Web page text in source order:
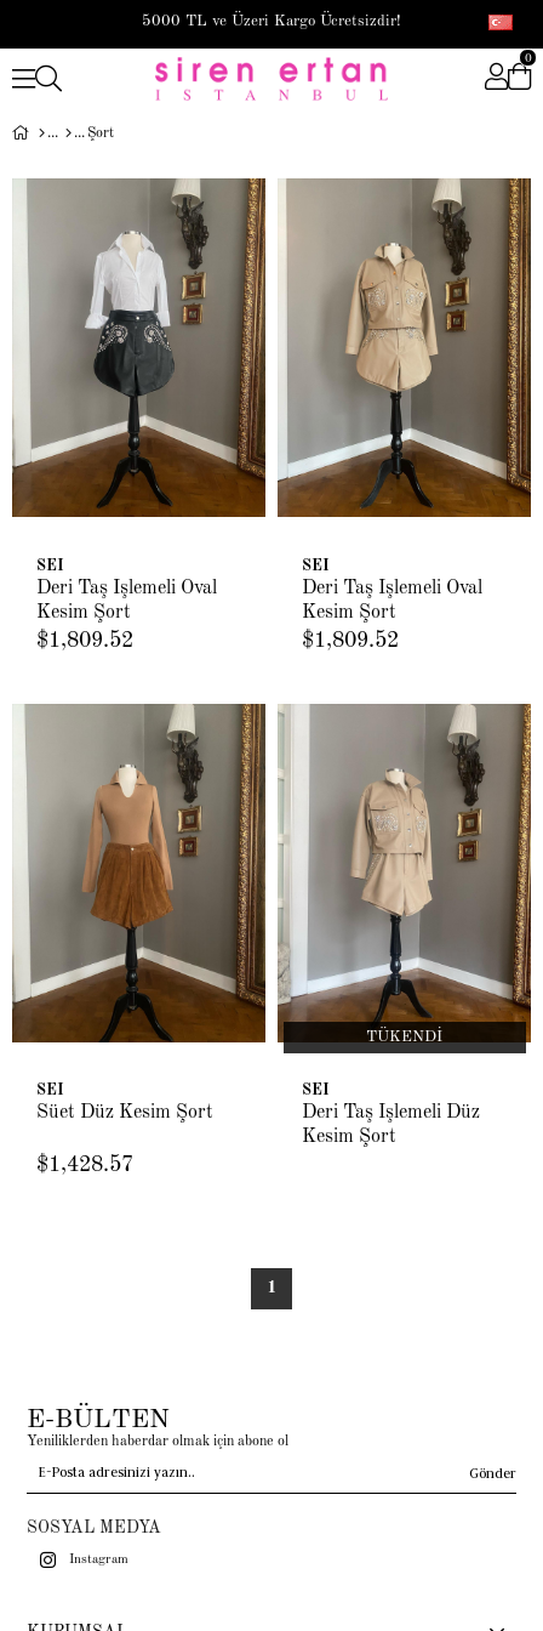
5000 TL ve Üzeri Kargo Ücretsizdir!
0
Şort
SEI
Deri Taş İşlemeli Oval
Kesim Şort
$1,809.52
SEI
Deri Taş İşlemeli Oval
Kesim Şort
$1,809.52
SEI
Süet Düz Kesim Şort
$1,428.57
TÜKENDI
SEI
Deri Taş İşlemeli Düz
Kesim Şort
1
E-BÜLTEN
Yeniliklerden haberdar olmak için abone ol
Gönder
SOSYAL MEDYA
Instagram